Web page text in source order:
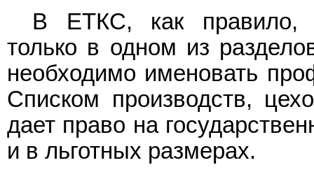
В ЕТКС, как правило,
только в одном из
необходимо именовать
Списком производств,
дает право на
и в льготных размерах.